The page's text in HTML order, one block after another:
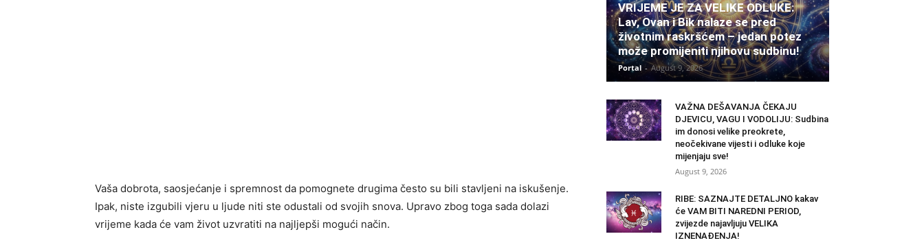
Vaša dobrota, saosjećanje i spremnost da pomognete drugima često su bili stavljeni na iskušenje.
Ipak, niste izgubili vjeru u ljude niti ste odustali od svojih snova. Upravo zbog toga sada dolazi
vrijeme kada će vam život uzvratiti na najljepši mogući način.
VRIJEME JE ZA VELIKE ODLUKE:
Lav, Ovan i Bik nalaze se pred
životnim raskršćem – jedan potez
može promijeniti njihovu sudbinu!
Portal - August 9, 2026
VAŽNA DEŠAVANJA ČEKAJU
DJEVICU, VAGU I VODOLIJU: Sudbina
im donosi velike preokrete,
neočekivane vijesti i odluke koje
mijenjaju sve!
August 9, 2026
RIBE: SAZNAJTE DETALJNO kakav
će VAM BITI NAREDNI PERIOD,
zvijezde najavljuju VELIKA
IZNENAĐENJA!